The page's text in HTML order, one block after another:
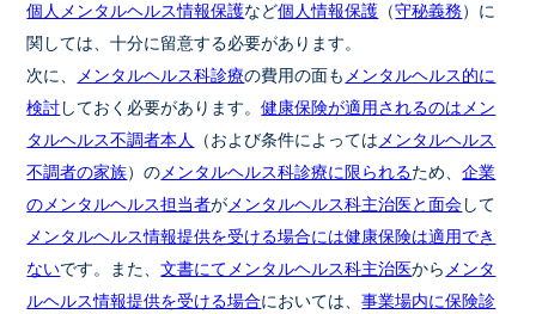
個人メンタルヘルス情報保護など個人情報保護 （守秘義務）に
関しては、十分に留意する必要があります。
次に、
メンタルヘルス科診療の費用の面も メンタルヘルス的に
検討しておく必要があります。健康保険が適用されるのはメン
タルヘルス不調者本人
（および条件によってはメンタルヘルス
不調者の家族）のメンタルヘルス科診療に限られるため、企業
のメンタルヘルス担当者がメンタルヘルス科主治医と面会して
メンタルヘルス情報提供を受ける場合には健康保険は適用でき
ないです。また、文書にてメンタルヘルス科主治医から メンタ
ルヘルス情報提供を受ける場合においては、事業場内に保険診